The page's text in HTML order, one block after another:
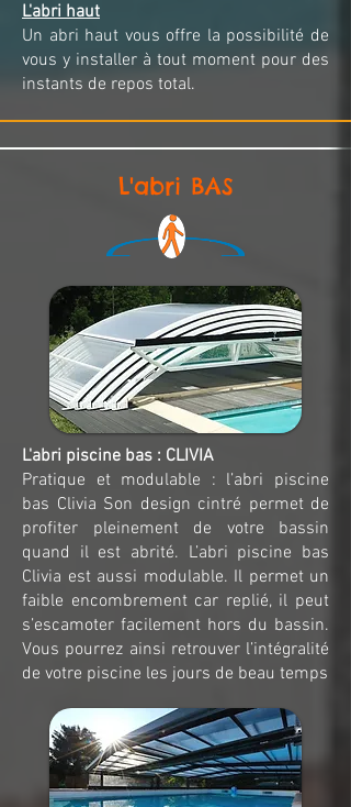
L'abri haut
Un abri haut vous offre la possibilité de
vous y installer à tout moment pour des
instants de repos total.
L'abri BAS
L'abri piscine bas : CLIVIA
Pratique et modulable : l’abri piscine
bas Clivia Son design cintré permet de
profiter pleinement de votre bassin
quand il est abrité. L’abri piscine bas
Clivia est aussi modulable. Il permet un
faible encombrement car replié, il peut
s’escamoter facilement hors du bassin.
Vous pourrez ainsi retrouver l’intégralité
de votre piscine les jours de beau temps